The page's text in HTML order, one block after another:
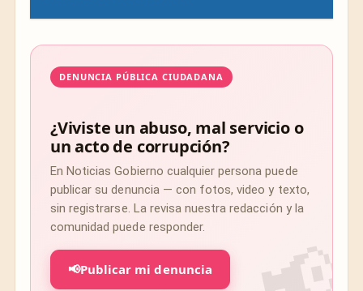
DENUNCIA PÚBLICA CIUDADANA
¿Viviste un abuso, mal servicio o
un acto de corrupción?
En Noticias Gobierno cualquier persona puede
publicar su denuncia — con fotos, video y texto,
sin registrarse. La revisa nuestra redacción y la
comunidad puede responder.
📢Publicar mi denuncia